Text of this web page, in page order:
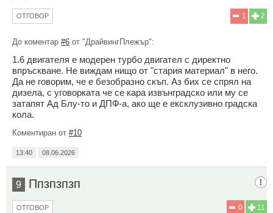
2
1
ОТГОВОР
До коментар #6 от "ДрайвингПлежър":
1.6 двигателя е модерен турбо двигател с директно
впръскване. Не виждам нищо от "стария материал" в него.
Да не говорим, че е безобразно скъп. Аз бих се спрял на
дизела, с уговорката че се кара извънградско или му се
затапят Ад Блу-то и ДПФ-а, ако ще е ексклузивно градска
кола.
Коментиран от #10
13:40 08.06.2026
9 Ппзпзпзп
11
0
ОТГОВОР